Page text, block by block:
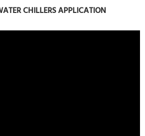
CHILLERS APPLICATION